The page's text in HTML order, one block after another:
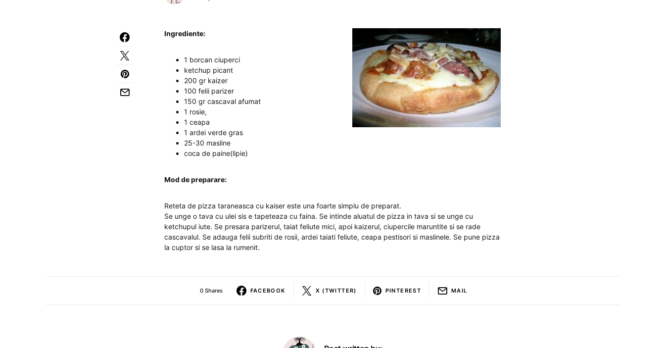
Ingrediente:
1 borcan ciuperci
ketchup picant
200 gr kaizer
100 felii parizer
150 gr cascaval afumat
1 rosie,
1 ceapa
1 ardei verde gras
25-30 masline
coca de paine(lipie)
Mod de preparare:
Reteta de pizza taraneasca cu kaiser este una foarte simplu de preparat.
Se unge o tava cu ulei sis e tapeteaza cu faina. Se intinde aluatul de pizza in tava si se unge cu
ketchupul iute. Se presara parizerul, taiat feliute mici, apoi kaizerul, ciupercile maruntite si se rade
cascavalul. Se adauga felii subriti de rosii, ardei taiati feliute, ceapa pestisori si maslinele. Se pune pizza
la cuptor si se lasa la rumenit.
0 Shares FACEBOOK X (TWITTER) PINTEREST MAIL